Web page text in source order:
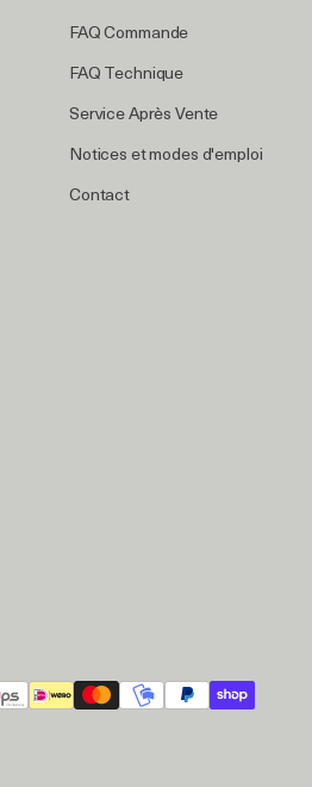
FAQ Commande
FAQ Technique
Service Après Vente
Notices et modes d'emploi
Contact